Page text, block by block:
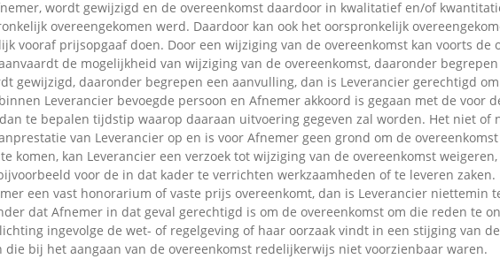
wordt gewijzigd en de overeenkomst daardoor in kwalitatief en/of
overeengekomen werd. Daardoor kan ook het oorspronkelijk
vooraf prijsopgaaf doen. Door een wijziging van de overeenkomst kan voorts
de mogelijkheid van wijziging van de overeenkomst, daaronder
gewijzigd, daaronder begrepen een aanvulling, dan is Leverancier gerechtigd
Leverancier bevoegde persoon en Afnemer akkoord is gegaan met de voor
te bepalen tijdstip waarop daaraan uitvoering gegeven zal worden. Het niet
van Leverancier op en is voor Afnemer geen grond om de
komen, kan Leverancier een verzoek tot wijziging van de overeenkomst
voor de in dat kader te verrichten werkzaamheden of te leveren zaken.
een vast honorarium of vaste prijs overeenkomt, dan is Leverancier
dat Afnemer in dat geval gerechtigd is om de overeenkomst om die reden te
ingevolge de wet- of regelgeving of haar oorzaak vindt in een stijging van
bij het aangaan van de overeenkomst redelijkerwijs niet voorzienbaar waren.